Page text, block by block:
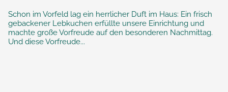
Schon im Vorfeld lag ein herrlicher Duft im Haus: Ein frisch
gebackener Lebkuchen erfüllte unsere Einrichtung und
machte große Vorfreude auf den besonderen Nachmittag.
Und diese Vorfreude...